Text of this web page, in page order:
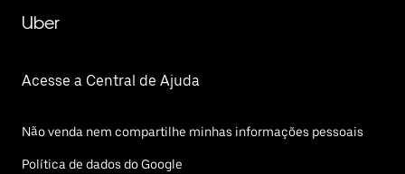
Uber
Acesse a Central de Ajuda
Não venda nem compartilhe minhas informações pessoais
Política de dados do Google